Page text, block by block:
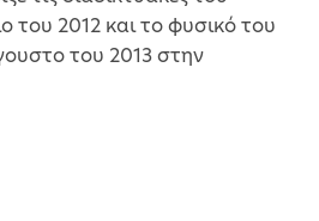
του 2012 και το φυσικό του
του 2013 στην